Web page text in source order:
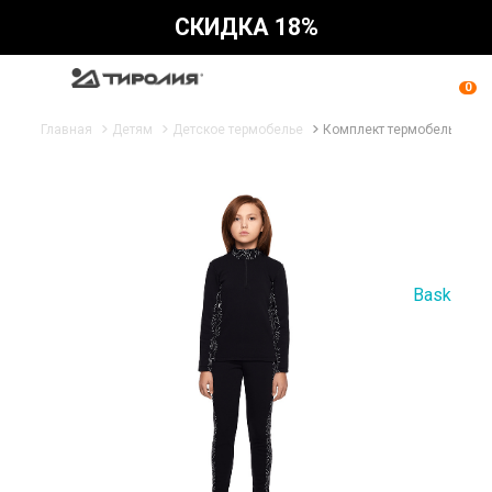
СКИДКА 18%
0
Главная Детям Детское термобелье Комплект термобелья
Bask